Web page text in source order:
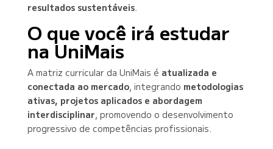
resultados sustentáveis.
O que você irá estudar
na UniMais
A matriz curricular da UniMais é atualizada e
conectada ao mercado, integrando metodologias
ativas, projetos aplicados e abordagem
interdisciplinar, promovendo o desenvolvimento
progressivo de competências profissionais.